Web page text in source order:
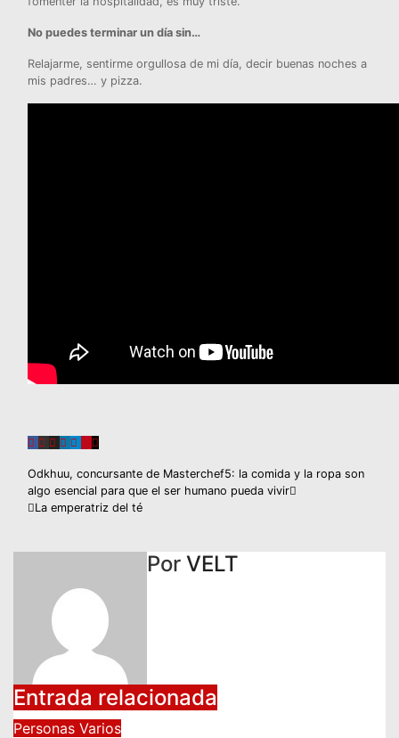
No puedes terminar un día sin…
Relajarme, sentirme orgullosa de mi día, decir buenas noches a
mis padres… y pizza.
Navegación
de
entradas
Odkhuu, concursante de Masterchef5: la comida y la ropa son
algo esencial para que el ser humano pueda vivir
La emperatriz del té
Por VELT
Entrada relacionada
Personas Varios